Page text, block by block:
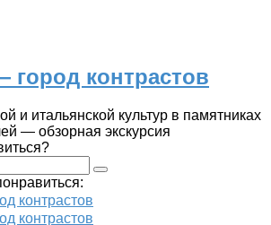
контрастов
и итальянской культур в памятниках
— обзорная экскурсия
контрастов
контрастов